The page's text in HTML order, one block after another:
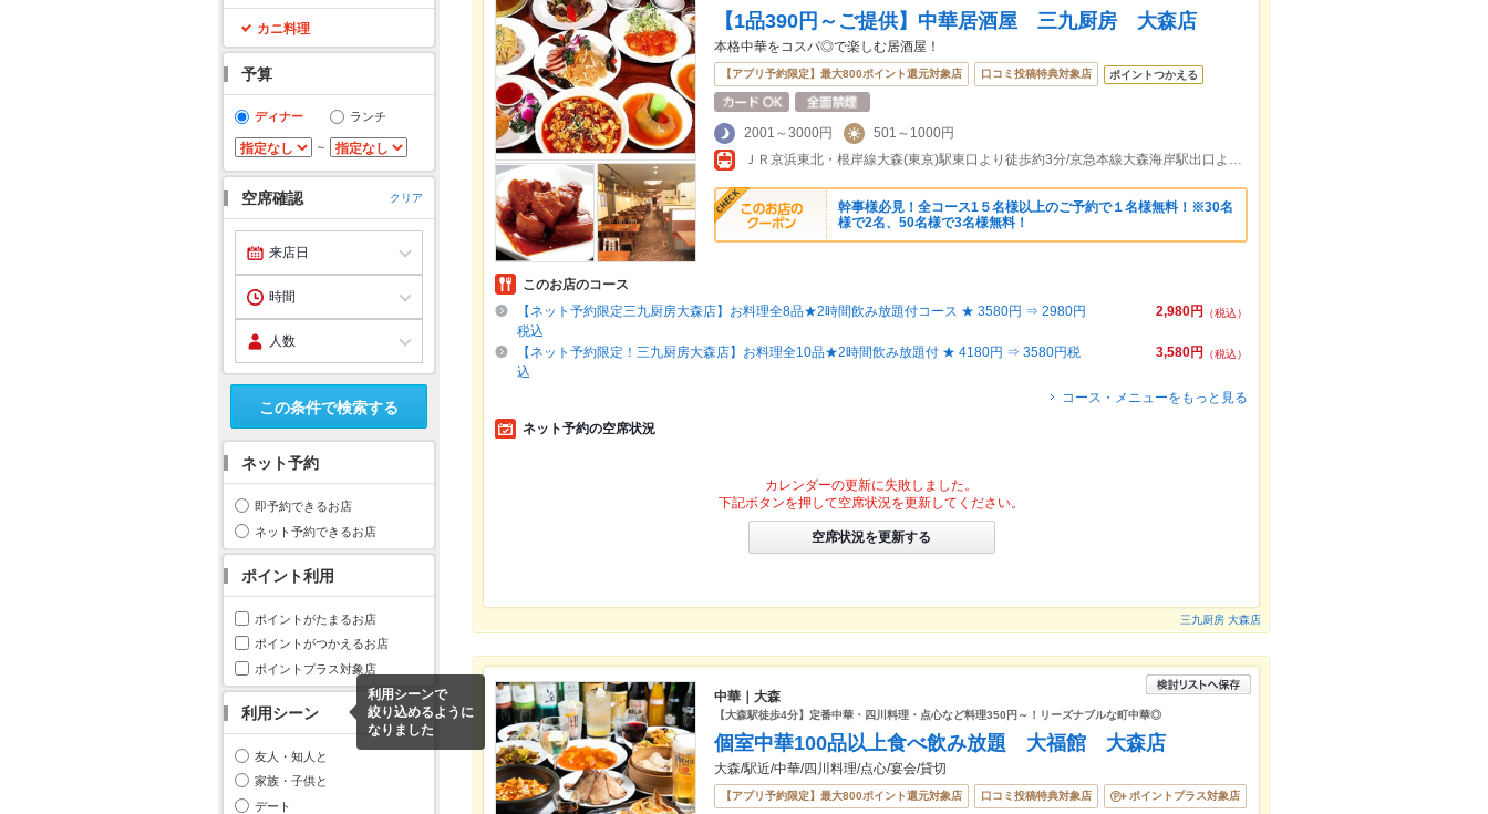
カニ料理
予算
ディナー ランチ
～
空席確認 クリア
この条件で検索する
ネット予約
即予約できるお店
ネット予約できるお店
ポイント利用
ポイントがたまるお店
ポイントがつかえるお店
ポイントプラス対象店
利用シーン
利用シーンで
絞り込めるように
なりました
友人・知人と
家族・子供と
デート
【1品390円～ご提供】中華居酒屋 三九厨房 大森店
本格中華をコスパ◎で楽しむ居酒屋！
【アプリ予約限定】最大800ポイント還元対象店 口コミ投稿特典対象店 ポイントつかえる
2001～3000円
501～1000円
ＪＲ京浜東北・根岸線大森(東京)駅東口より徒歩約3分/京急本線大森海岸駅出口より徒歩約10分
幹事様必見！全コース1５名様以上のご予約で１名様無料！※30名
様で2名、50名様で3名様無料！
このお店のコース
2,980円
（税込）
【ネット予約限定三九厨房大森店】お料理全8品★2時間飲み放題付コース ★ 3580円 ⇒ 2980円
税込
3,580円
（税込）
【ネット予約限定！三九厨房大森店】お料理全10品★2時間飲み放題付 ★ 4180円 ⇒ 3580円税
込
コース・メニューをもっと見る
ネット予約の空席状況
カレンダーの更新に失敗しました。
下記ボタンを押して空席状況を更新してください。
空席状況を更新する
三九厨房 大森店
中華｜大森
【大森駅徒歩4分】定番中華・四川料理・点心など料理350円～！リーズナブルな町中華◎
個室中華100品以上食べ飲み放題 大福館 大森店
大森/駅近/中華/四川料理/点心/宴会/貸切
【アプリ予約限定】最大800ポイント還元対象店 口コミ投稿特典対象店 ポイントプラス対象店